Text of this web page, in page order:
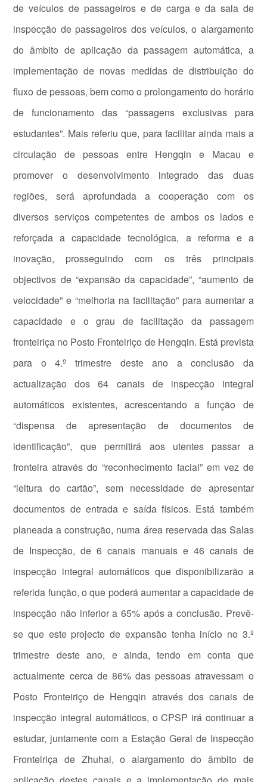
de veículos de passageiros e de carga e da sala de
inspecção de passageiros dos veículos, o alargamento
do âmbito de aplicação da passagem automática, a
implementação de novas medidas de distribuição do
fluxo de pessoas, bem como o prolongamento do horário
de funcionamento das “passagens exclusivas para
estudantes”. Mais referiu que, para facilitar ainda mais a
circulação de pessoas entre Hengqin e Macau e
promover o desenvolvimento integrado das duas
regiões, será aprofundada a cooperação com os
diversos serviços competentes de ambos os lados e
reforçada a capacidade tecnológica, a reforma e a
inovação, prosseguindo com os três principais
objectivos de “expansão da capacidade”, “aumento de
velocidade” e “melhoria na facilitação” para aumentar a
capacidade e o grau de facilitação da passagem
fronteiriça no Posto Fronteiriço de Hengqin. Está prevista
para o 4.º trimestre deste ano a conclusão da
actualização dos 64 canais de inspecção integral
automáticos existentes, acrescentando a função de
“dispensa de apresentação de documentos de
identificação”, que permitirá aos utentes passar a
fronteira através do “reconhecimento facial” em vez de
“leitura do cartão”, sem necessidade de apresentar
documentos de entrada e saída físicos. Está também
planeada a construção, numa área reservada das Salas
de Inspecção, de 6 canais manuais e 46 canais de
inspecção integral automáticos que disponibilizarão a
referida função, o que poderá aumentar a capacidade de
inspecção não inferior a 65% após a conclusão. Prevê-
se que este projecto de expansão tenha início no 3.º
trimestre deste ano, e ainda, tendo em conta que
actualmente cerca de 86% das pessoas atravessam o
Posto Fronteiriço de Hengqin através dos canais de
inspecção integral automáticos, o CPSP irá continuar a
estudar, juntamente com a Estação Geral de Inspecção
Fronteiriça de Zhuhai, o alargamento do âmbito de